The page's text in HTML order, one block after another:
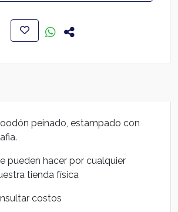
peinado, estampado con
pueden hacer por cualquier
tienda física
costos